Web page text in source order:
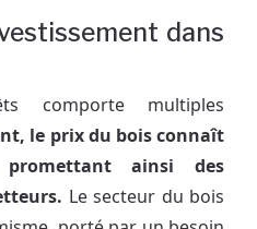
dans
comporte multiples
le prix du bois connaît
ainsi des
Le secteur du bois